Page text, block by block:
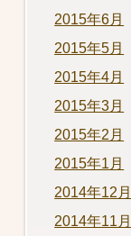
2015年6月
2015年5月
2015年4月
2015年3月
2015年2月
2015年1月
2014年12月
2014年11月